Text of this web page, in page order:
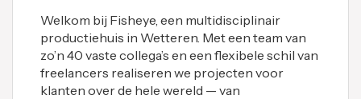
Welkom bij Fisheye, een multidisciplinair
productiehuis in Wetteren. Met een team van
zo’n 40 vaste collega’s en een flexibele schil van
freelancers realiseren we projecten voor
klanten over de hele wereld — van